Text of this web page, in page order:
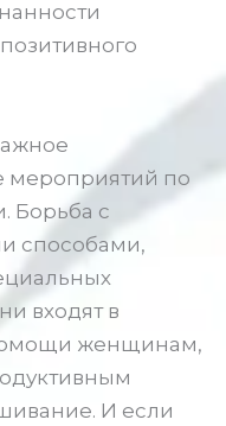
мероприятий по
Борьба с
способами,
входят в
женщинам,
И если